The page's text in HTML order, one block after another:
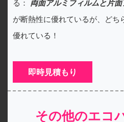
る： 両面アルミフィルムと片面
が断熱性に優れているが、どち
優れている！
即時見積もり
その他のエコ